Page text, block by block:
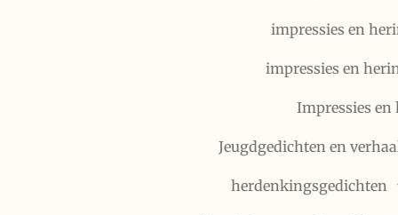
impressies en
impressies en
Impressies
Jeugdgedichten en
herdenkingsgedichten